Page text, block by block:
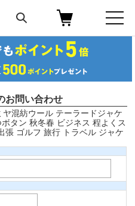
お問い合わせ
ヤ混紡ウール テーラードジャケ
タン 秋冬春 ビジネス 程よくス
張 ゴルフ 旅行 トラベル ジャケ